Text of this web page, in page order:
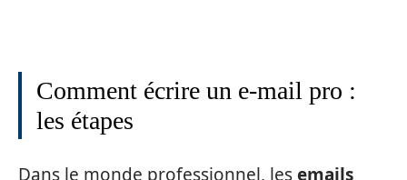
Comment écrire un e-mail pro :
les étapes
Dans le monde professionnel, lesemails